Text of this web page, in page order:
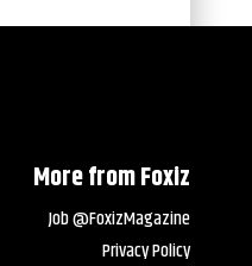
More from Foxiz
Job @FoxizMagazine
Privacy Policy